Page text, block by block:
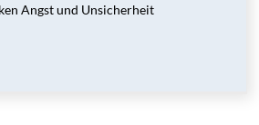
Angst und Unsicherheit